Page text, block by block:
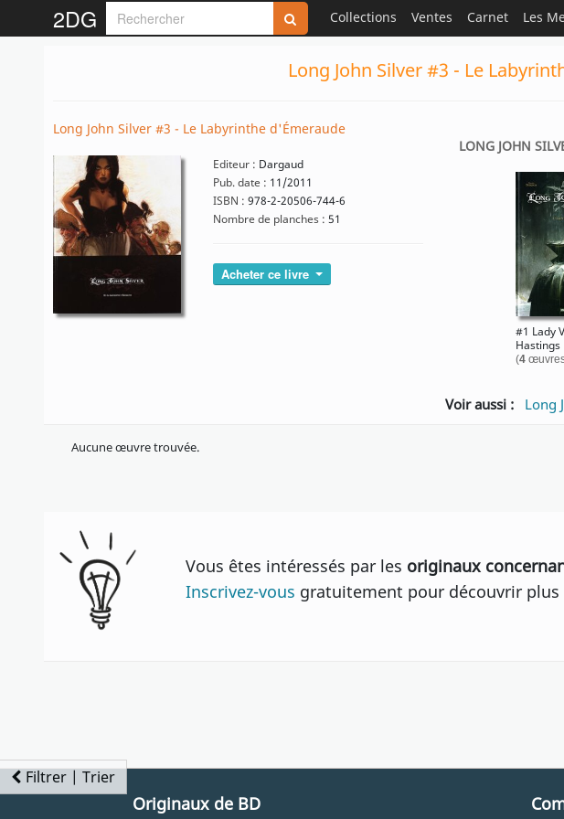
2DG Collections Ventes Carnet Les
Long John Silver #3 - Le
Long John Silver #3 - Le Labyrinthe d'Émeraude
Editeur : Dargaud
Pub. date : 11/2011
ISBN : 978-2-20506-744-6
Nombre de planches : 51
Acheter ce livre
LONG JOHN
#1 Lady
Hastings
(4
Voir aussi : Long
Filtrer | Trier
Aucune œuvre trouvée.
Vous êtes intéressés par les originaux
Inscrivez-vous gratuitement pour découvrir plus
Originaux de BD